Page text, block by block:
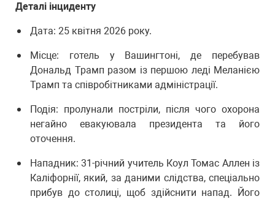
Деталі інциденту
Дата: 25 квітня 2026 року.
Місце: готель у Вашингтоні, де перебував
Дональд Трамп разом із першою леді Меланією
Трамп та співробітниками адміністрації.
Подія: пролунали постріли, після чого охорона
негайно евакуювала президента та його
оточення.
Нападник: 31-річний учитель Коул Томас Аллен із
Каліфорнії, який, за даними слідства, спеціально
прибув до столиці, щоб здійснити напад. Його